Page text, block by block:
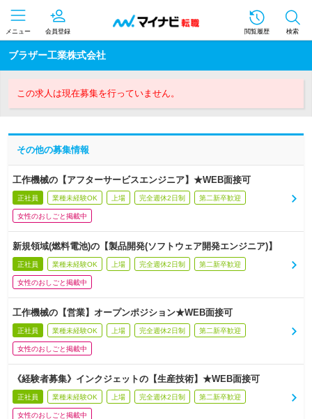
メニュー 会員登録 閲覧履歴 検索
ブラザー工業株式会社
この求人は現在募集を行っていません。
その他の募集情報
工作機械の【アフターサービスエンジニア】★WEB面接可
正社員 業種未経験OK 上場 完全週休2日制 第二新卒歓迎
女性のおしごと掲載中
新規領域(燃料電池)の【製品開発(ソフトウェア開発エンジニア)】
正社員 業種未経験OK 上場 完全週休2日制 第二新卒歓迎
女性のおしごと掲載中
工作機械の【営業】オープンポジション★WEB面接可
正社員 業種未経験OK 上場 完全週休2日制 第二新卒歓迎
女性のおしごと掲載中
《経験者募集》インクジェットの【生産技術】★WEB面接可
正社員 業種未経験OK 上場 完全週休2日制 第二新卒歓迎
女性のおしごと掲載中